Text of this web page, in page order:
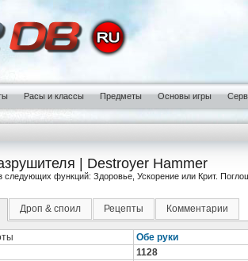
Расы и классы Предметы Основы игры
| Destroyer Hammer
следующих функций: Здоровье, Ускорение или Крит.
Дроп & споил Рецепты Комментарии
Обе руки
1128